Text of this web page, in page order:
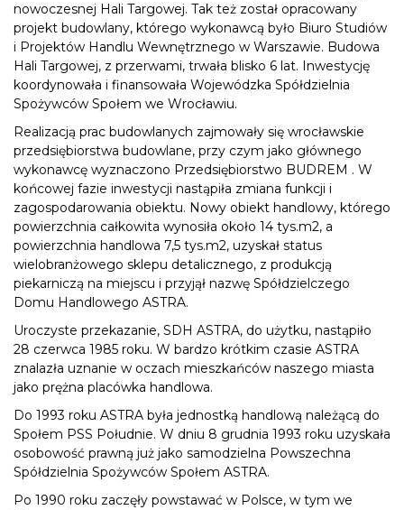
nowoczesnej Hali Targowej. Tak też został opracowany
projekt budowlany, którego wykonawcą było Biuro Studiów
i Projektów Handlu Wewnętrznego w Warszawie. Budowa
Hali Targowej, z przerwami, trwała blisko 6 lat. Inwestycję
koordynowała i finansowała Wojewódzka Spółdzielnia
Spożywców Społem we Wrocławiu.
Realizacją prac budowlanych zajmowały się wrocławskie
przedsiębiorstwa budowlane, przy czym jako głównego
wykonawcę wyznaczono Przedsiębiorstwo BUDREM . W
końcowej fazie inwestycji nastąpiła zmiana funkcji i
zagospodarowania obiektu. Nowy obiekt handlowy, którego
powierzchnia całkowita wynosiła około 14 tys.m2, a
powierzchnia handlowa 7,5 tys.m2, uzyskał status
wielobranżowego sklepu detalicznego, z produkcją
piekarniczą na miejscu i przyjął nazwę Spółdzielczego
Domu Handlowego ASTRA.
Uroczyste przekazanie, SDH ASTRA, do użytku, nastąpiło
28 czerwca 1985 roku. W bardzo krótkim czasie ASTRA
znalazła uznanie w oczach mieszkańców naszego miasta
jako prężna placówka handlowa.
Do 1993 roku ASTRA była jednostką handlową należącą do
Społem PSS Południe. W dniu 8 grudnia 1993 roku uzyskała
osobowość prawną już jako samodzielna Powszechna
Spółdzielnia Spożywców Społem ASTRA.
Po 1990 roku zaczęły powstawać w Polsce, w tym we